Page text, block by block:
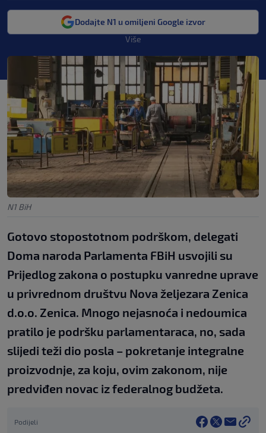
Dodajte N1 u omiljeni Google izvor
Više
N1 BiH
Gotovo stopostotnom podrškom, delegati
Doma naroda Parlamenta FBiH usvojili su
Prijedlog zakona o postupku vanredne uprave
u privrednom društvu Nova željezara Zenica
d.o.o. Zenica. Mnogo nejasnoća i nedoumica
pratilo je podršku parlamentaraca, no, sada
slijedi teži dio posla – pokretanje integralne
proizvodnje, za koju, ovim zakonom, nije
predviđen novac iz federalnog budžeta.
Podijeli